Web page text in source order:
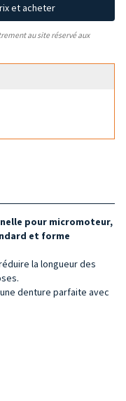
et acheter
au site réservé aux
pour micromoteur,
et forme
la longueur des
denture parfaite avec